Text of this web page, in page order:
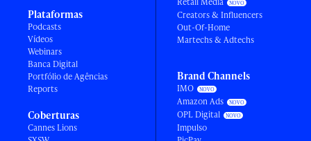
Plataformas
Podcasts
Vídeos
Webinars
Banca Digital
Portfólio de Agências
Reports
Coberturas
Cannes Lions
Creators & Influencers
Out-Of-Home
Martechs & Adtechs
Brand Channels
IMO
Amazon Ads
OPL Digital
Impulso